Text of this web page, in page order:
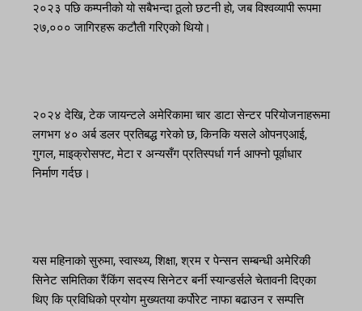
२०२३ पछि कम्पनीको यो सबैभन्दा ठूलो छटनी हो, जब विश्वव्यापी रूपमा
२७,००० जागिरहरू कटौती गरिएको थियो।
२०२४ देखि, टेक जायन्टले अमेरिकामा चार डाटा सेन्टर परियोजनाहरूमा
लगभग ४० अर्ब डलर प्रतिबद्ध गरेको छ, किनकि यसले ओपनएआई,
गुगल, माइक्रोसफ्ट, मेटा र अन्यसँग प्रतिस्पर्धा गर्न आफ्नो पूर्वाधार
निर्माण गर्दछ।
यस महिनाको सुरुमा, स्वास्थ्य, शिक्षा, श्रम र पेन्सन सम्बन्धी अमेरिकी
सिनेट समितिका रैंकिंग सदस्य सिनेटर बर्नी स्यान्डर्सले चेतावनी दिएका
थिए कि प्रविधिको प्रयोग मुख्यतया कर्पोरेट नाफा बढाउन र सम्पत्ति